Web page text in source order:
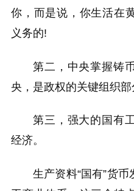
你，而是说，你生活在
义务的!
第二，中央掌握铸
央，是政权的关键组织部
第三，强大的国有
经济。
生产资料“国有”货